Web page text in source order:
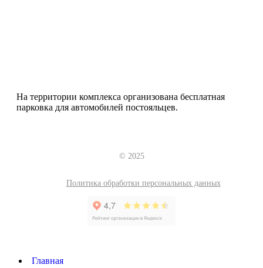
На территории комплекса организована бесплатная
парковка для автомобилей постояльцев.
© 2025
Политика обработки персональных данных
Главная